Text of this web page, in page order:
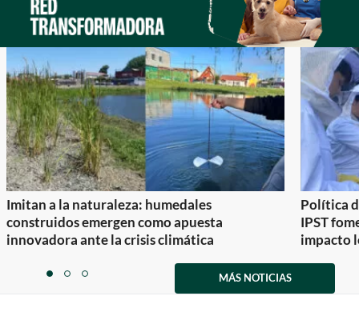
Imitan a la naturaleza: humedales
construidos emergen como apuesta
innovadora ante la crisis climática
Política
IPST
impacto
itemitemitem
MÁS NOTICIAS